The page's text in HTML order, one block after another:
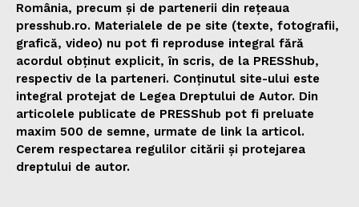
România, precum și de partenerii din rețeaua
presshub.ro. Materialele de pe site (texte, fotografii,
grafică, video) nu pot fi reproduse integral fără
acordul obținut explicit, în scris, de la PRESShub,
respectiv de la parteneri. Conținutul site-ului este
integral protejat de Legea Dreptului de Autor. Din
articolele publicate de PRESShub pot fi preluate
maxim 500 de semne, urmate de link la articol.
Cerem respectarea regulilor citării și protejarea
dreptului de autor.